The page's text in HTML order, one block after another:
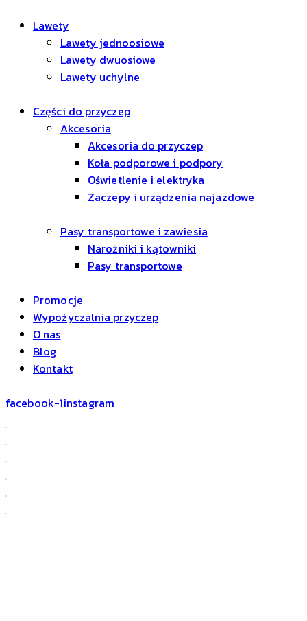
Lawety
Lawety jednoosiowe
Lawety dwuosiowe
Lawety uchylne
Części do przyczep
Akcesoria
Akcesoria do przyczep
Koła podporowe i podpory
Oświetlenie i elektryka
Zaczepy i urządzenia najazdowe
Pasy transportowe i zawiesia
Narożniki i kątowniki
Pasy transportowe
Promocje
Wypożyczalnia przyczep
O nas
Blog
Kontakt
facebook-1instagram